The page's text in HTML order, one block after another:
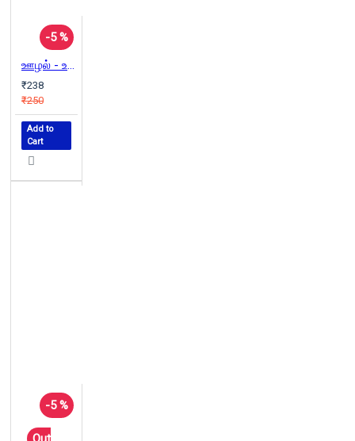
-5 %
ஊழல் - உளவு - அரசியல்
₹238
₹250
Add to
Cart
-5 %